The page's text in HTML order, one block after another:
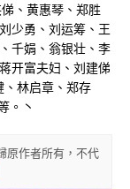
、黄惠琴、郑胜
少勇、刘运筹、王
千娟、翁银壮、李
开富夫妇、刘建俤
、林启章、郑存
。丶
原作者所有，不代